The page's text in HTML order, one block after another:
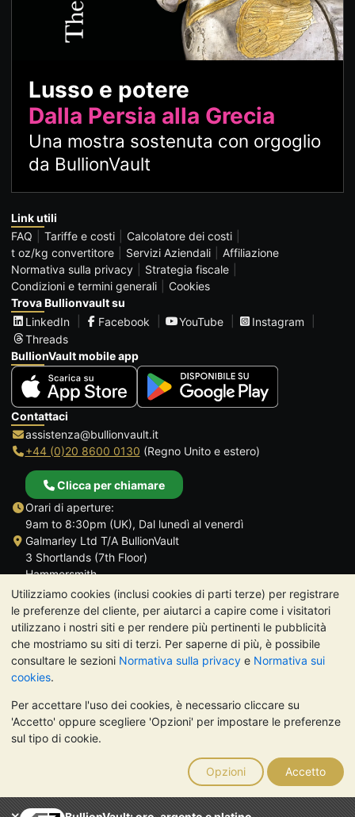
Utilizziamo cookies (inclusi cookies di parti terze) per registrare
le preferenze del cliente, per aiutarci a capire come i visitatori
utilizzano i nostri siti e per rendere più pertinenti le pubblicità
che mostriamo su siti di terzi. Per saperne di più, è possibile
consultare le sezioni Normativa sulla privacy e Normativa sui
cookies.
Per accettare l'uso dei cookies, è necessario cliccare su
'Accetto' oppure scegliere 'Opzioni' per impostare le preferenze
sul tipo di cookie.
Opzioni Accetto
Lusso e potere
Dalla Persia alla Grecia
Una mostra sostenuta con orgoglio
da BullionVault
Link utili
FAQ
Tariffe e costi
Calcolatore dei costi
t oz/kg convertitore
Servizi Aziendali
Affiliazione
Normativa sulla privacy
Strategia fiscale
Condizioni e termini generali
Cookies
Trova Bullionvault su
LinkedIn
Facebook YouTube
Instagram
Threads
BullionVault mobile app
Contattaci
assistenza@bullionvault.it
+44 (0)20 8600 0130 (Regno Unito e estero)
Clicca per chiamare
Orari di aperture:
9am to 8:30pm (UK), Dal lunedì al venerdì
Galmarley Ltd T/A BullionVault
3 Shortlands (7th Floor)
Hammersmith
Londra
W6 8DA
Regno Unito
TrustScore 4.7 | 488 recensioni
NOTA BENE: Il valore dei metalli preziosi può diminuire o
aumentare, e i trend storici non sono predittori dell'andamento
futuro. Nulla di quanto contenuto nei siti web di BullionVault o
nelle sue comunicazioni costituisce una consulenza sugli
investimenti. Si consiglia di rivolgersi a un professionista per
stabilire se l'investimento in metalli preziosi è adatto alle proprie